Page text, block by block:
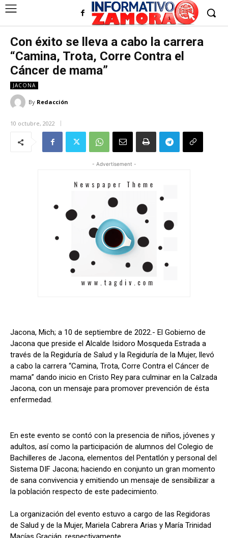
Con éxito se lleva a cabo la carrera
“Camina, Trota, Corre Contra el
Cáncer de mama”
JACONA
By Redacción
10 octubre, 2022
- Advertisement -
Jacona, Mich; a 10 de septiembre de 2022.- El Gobierno de
Jacona que preside el Alcalde Isidoro Mosqueda Estrada a
través de la Regiduría de Salud y la Regiduría de la Mujer, llevó
a cabo la carrera “Camina, Trota, Corre Contra el Cáncer de
mama” dando inicio en Cristo Rey para culminar en la Calzada
Jacona, con un mensaje para promover prevención de ésta
enfermedad.
En este evento se contó con la presencia de niños, jóvenes y
adultos, así como la participación de alumnos del Colegio de
Bachilleres de Jacona, elementos del Pentatlón y personal del
Sistema DIF Jacona; haciendo en conjunto un gran momento
de sana convivencia y emitiendo un mensaje de sensibilizar a
la población respecto de este padecimiento.
La organización del evento estuvo a cargo de las Regidoras
de Salud y de la Mujer, Mariela Cabrera Arias y María Trinidad